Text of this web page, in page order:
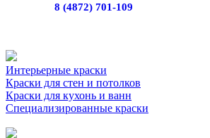
8 (4872) 701-109
Интерьерные краски
Краски для стен и потолков
Краски для кухонь и ванн
Специализированные краски